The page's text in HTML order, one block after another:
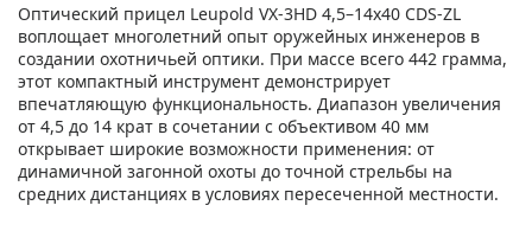
Оптический прицел Leupold VX-3HD 4,5–14x40 CDS-ZL
воплощает многолетний опыт оружейных инженеров в
создании охотничьей оптики. При массе всего 442 грамма,
этот компактный инструмент демонстрирует
впечатляющую функциональность. Диапазон увеличения
от 4,5 до 14 крат в сочетании с объективом 40 мм
открывает широкие возможности применения: от
динамичной загонной охоты до точной стрельбы на
средних дистанциях в условиях пересеченной местности.